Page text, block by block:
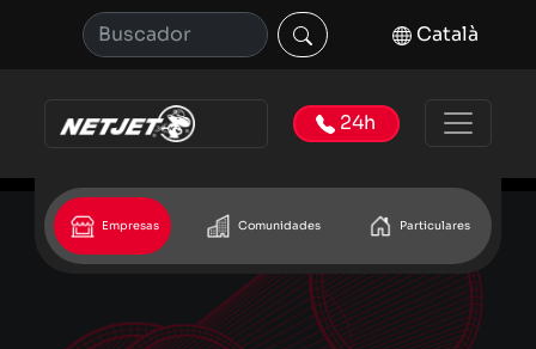
Català
24h
Empresas Comunidades Particulares